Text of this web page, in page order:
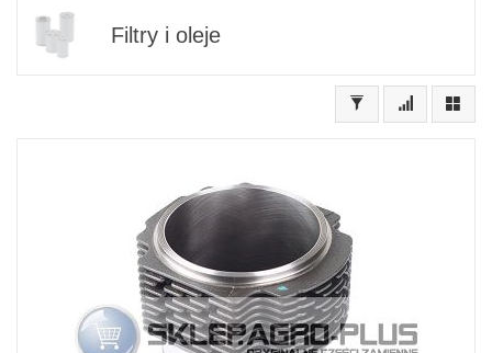
Filtry i oleje